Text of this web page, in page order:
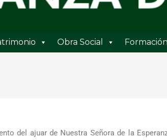
Obra Social Formación
del ajuar de Nuestra Señora de la